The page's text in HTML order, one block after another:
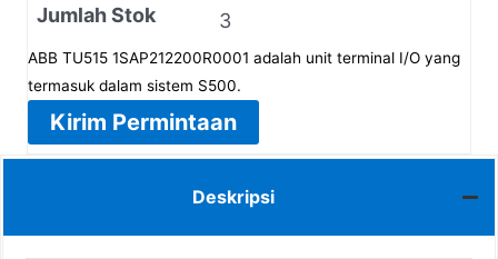
Jumlah Stok
3
ABB TU515 1SAP212200R0001 adalah unit terminal I/O yang
termasuk dalam sistem S500.
Kirim Permintaan
Deskripsi